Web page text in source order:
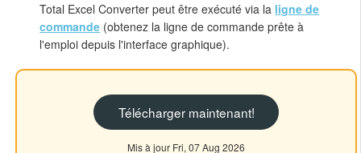
Total Excel Converter peut être exécuté via la ligne de
commande (obtenez la ligne de commande prête à
l'emploi depuis l'interface graphique).
Télécharger maintenant!
Mis à jour Fri, 07 Aug 2026